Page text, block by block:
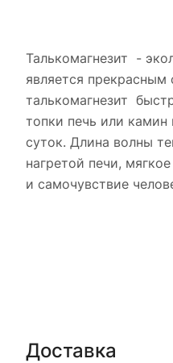
Талькомагнезит -
является
талькомагнезит
топки печь или
суток. Длина волны
нагретой печи,
и самочувствие
Доставка